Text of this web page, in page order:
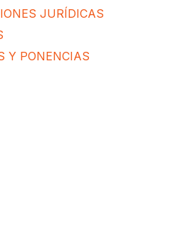
JURÍDICAS
Y PONENCIAS